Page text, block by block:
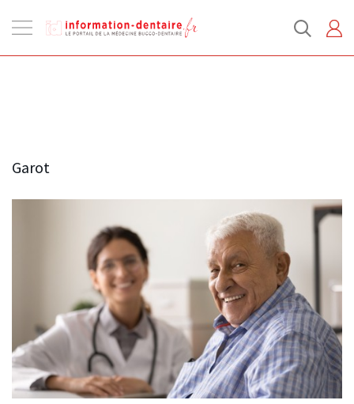
la
Garot